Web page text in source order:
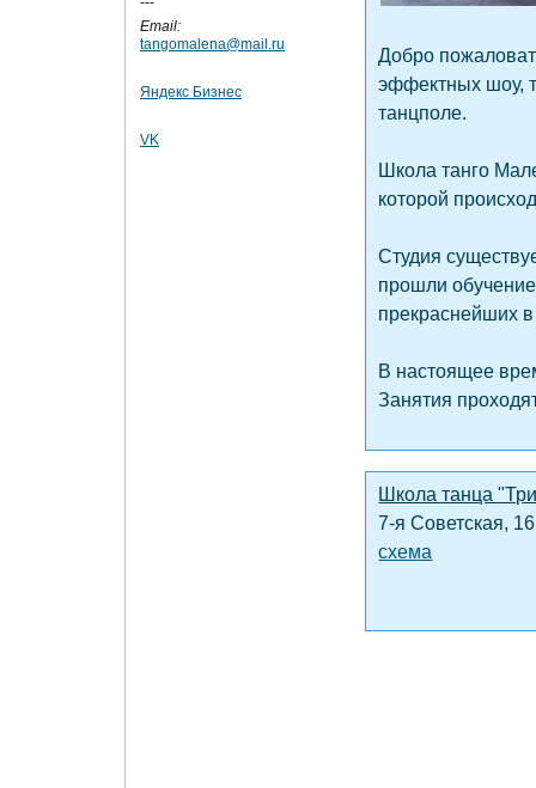
Добро
эффектных шоу,
танцполе.
Школа танго
которой
Студия
прошли
прекраснейших
В настоящее
Занятия
Школа танца
7-я Советская,
схема
Email:
tangomalena@mail.ru
Яндекс Бизнес
VK